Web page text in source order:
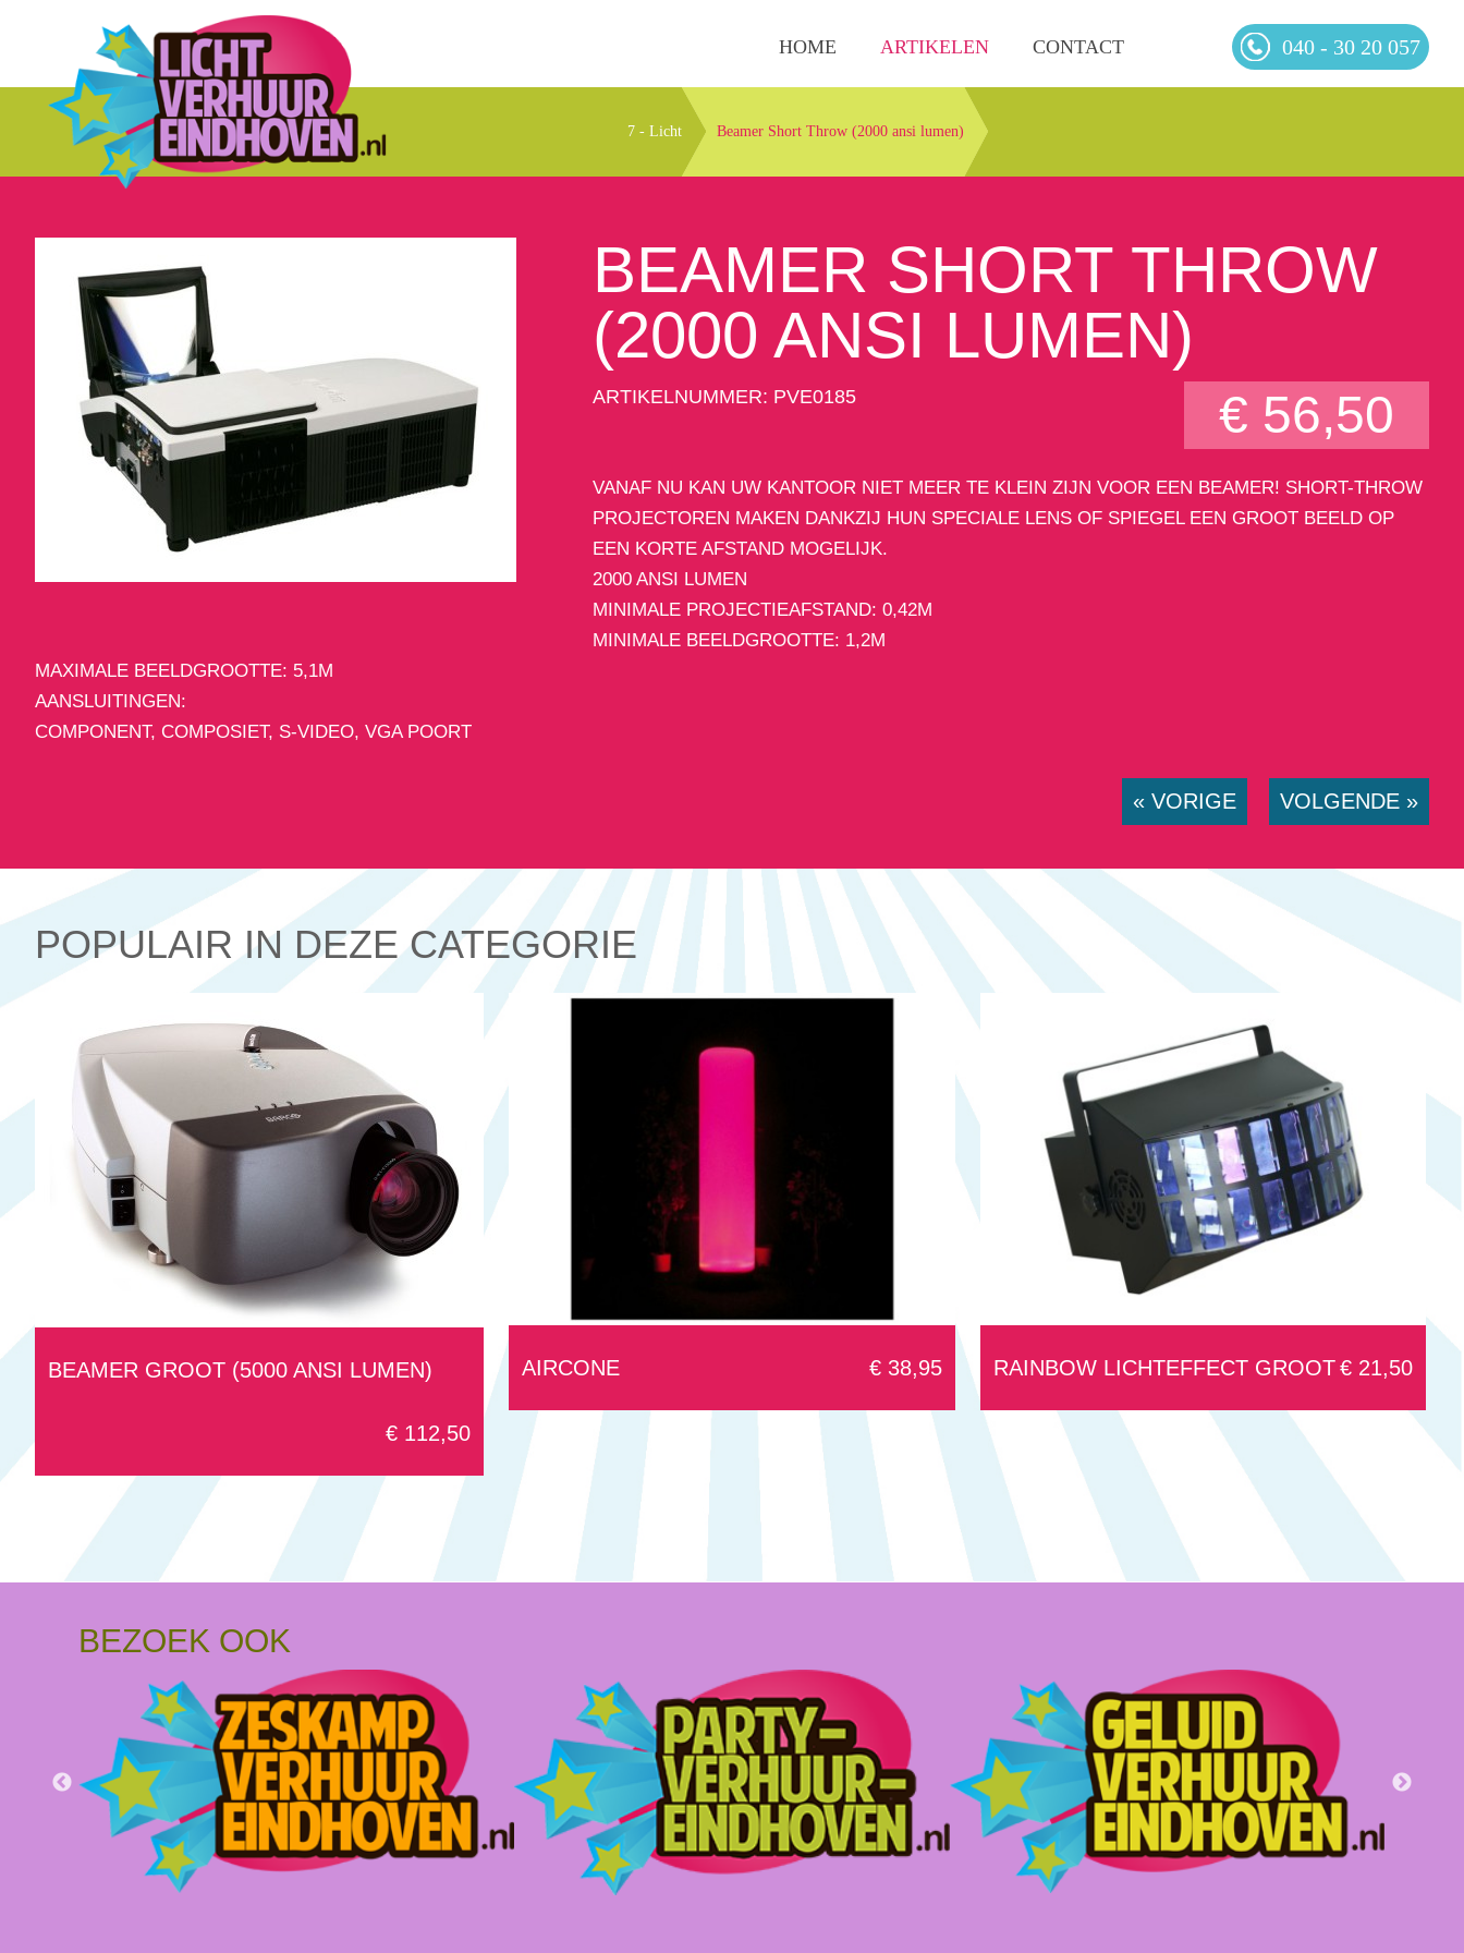
HOME ARTIKELEN CONTACT 040 - 30 20 057
7 - Licht Beamer Short Throw (2000 ansi lumen)
BEAMER SHORT THROW
(2000 ANSI LUMEN)
ARTIKELNUMMER: PVE0185 € 56,50
VANAF NU KAN UW KANTOOR NIET MEER TE KLEIN ZIJN VOOR EEN BEAMER! SHORT-THROW
PROJECTOREN MAKEN DANKZIJ HUN SPECIALE LENS OF SPIEGEL EEN GROOT BEELD OP
EEN KORTE AFSTAND MOGELIJK.
2000 ANSI LUMEN
MINIMALE PROJECTIEAFSTAND: 0,42M
MINIMALE BEELDGROOTTE: 1,2M
MAXIMALE BEELDGROOTTE: 5,1M
AANSLUITINGEN:
COMPONENT, COMPOSIET, S-VIDEO, VGA POORT
VOLGENDE »
« VORIGE
POPULAIR IN DEZE CATEGORIE
BEAMER GROOT (5000 ANSI LUMEN)
€ 112,50
AIRCONE € 38,95 RAINBOW LICHTEFFECT GROOT€ 21,50
BEZOEK OOK